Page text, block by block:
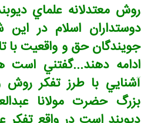
روش معتدلانه علماي
دوستداران اسلام در
جويندگان حق و واقعيت با
ادامه دهند...گفتني است
آشنايي با طرز تفکر
بزرگ حضرت مولانا